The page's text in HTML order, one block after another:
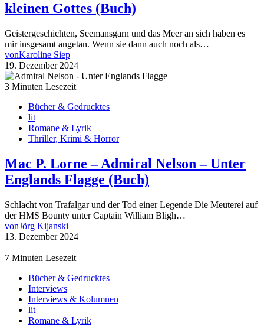
kleinen Gottes (Buch)
Geistergeschichten, Seemansgarn und das Meer an sich haben es
mir insgesamt angetan. Wenn sie dann auch noch als…
vonKaroline Siep
19. Dezember 2024
3 Minuten Lesezeit
Bücher & Gedrucktes
lit
Romane & Lyrik
Thriller, Krimi & Horror
Mac P. Lorne – Admiral Nelson – Unter
Englands Flagge (Buch)
Schlacht von Trafalgar und der Tod einer Legende Die Meuterei auf
der HMS Bounty unter Captain William Bligh…
vonJörg Kijanski
13. Dezember 2024
7 Minuten Lesezeit
Bücher & Gedrucktes
Interviews
Interviews & Kolumnen
lit
Romane & Lyrik